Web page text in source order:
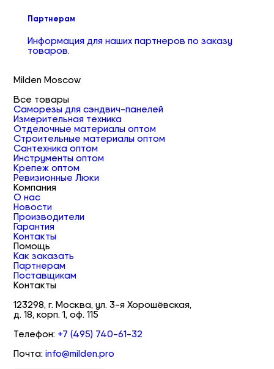
Партнерам
Информация для наших партнеров по заказу
товаров.
Milden Moscow
Все товары
Саморезы для сэндвич-панелей
Измерительная техника
Отделочные материалы оптом
Строительные материалы оптом
Сантехника оптом
Инструменты оптом
Крепеж оптом
Ревизионные Люки
Компания
О нас
Новости
Производители
Гарантия
Контакты
Помощь
Как заказать
Партнерам
Поставщикам
Контакты
123298, г. Москва, ул. 3-я Хорошёвская,
д. 18, корп. 1, оф. 115
Телефон: +7 (495) 740-61-32
Почта:info@milden.pro